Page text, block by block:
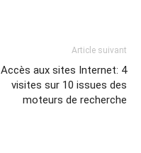
Article suivant
Accès aux sites Internet: 4
visites sur 10 issues des
moteurs de recherche